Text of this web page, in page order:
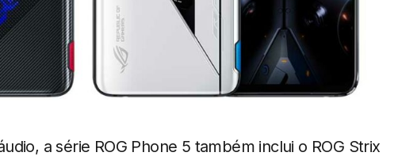
a série ROG Phone 5 também inclui o ROG Strix